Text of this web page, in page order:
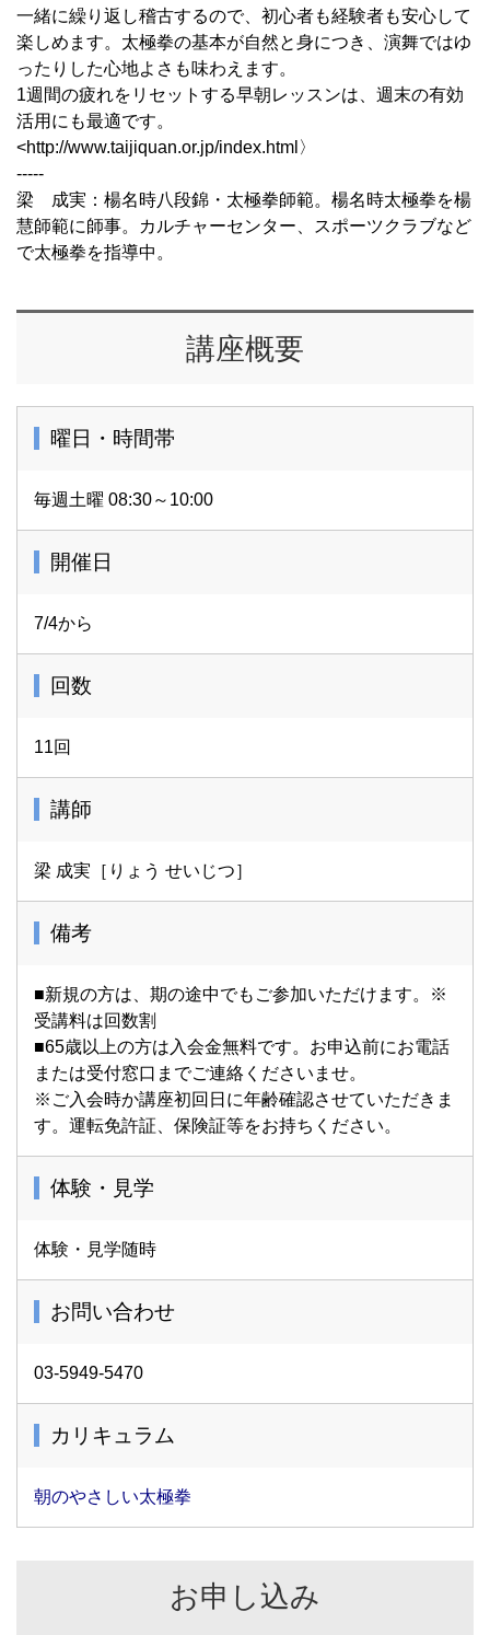
一緒に繰り返し稽古するので、初心者も経験者も安心して
楽しめます。太極拳の基本が自然と身につき、演舞ではゆ
ったりした心地よさも味わえます。
1週間の疲れをリセットする早朝レッスンは、週末の有効
活用にも最適です。
<http://www.taijiquan.or.jp/index.html〉
-----
梁 成実：楊名時八段錦・太極拳師範。楊名時太極拳を楊
慧師範に師事。カルチャーセンター、スポーツクラブなど
で太極拳を指導中。
講座概要
曜日・時間帯
毎週土曜 08:30～10:00
開催日
7/4から
回数
11回
講師
梁 成実［りょう せいじつ］
備考
■新規の方は、期の途中でもご参加いただけます。※
受講料は回数割
■65歳以上の方は入会金無料です。お申込前にお電話
または受付窓口までご連絡くださいませ。
※ご入会時か講座初回日に年齢確認させていただきま
す。運転免許証、保険証等をお持ちください。
体験・見学
体験・見学随時
お問い合わせ
03-5949-5470
カリキュラム
朝のやさしい太極拳
お申し込み